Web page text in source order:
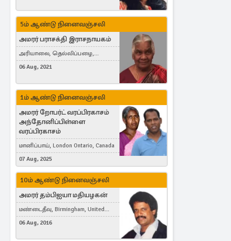
5ம் ஆண்டு நினைவஞ்சலி
அமரர் பராசக்தி இராசநாயகம்
அரியாலை, தெல்லிப்பழை,
Montreal, Canada
06 Aug, 2021
1ம் ஆண்டு நினைவஞ்சலி
அமரர் றோபர்ட் வரப்பிரகாசம்
அந்தோனிப்பிள்ளை
வரப்பிரகாசம்
மானிப்பாய், London Ontario, Canada
07 Aug, 2025
10ம் ஆண்டு நினைவஞ்சலி
அமரர் தம்பிஐயா மதியழகன்
மண்டைதீவு, Birmingham, United
Kingdom
06 Aug, 2016